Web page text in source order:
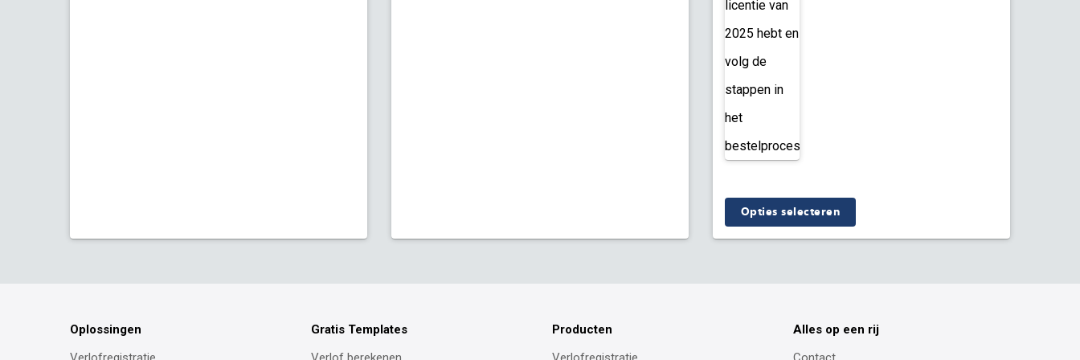
licentie van
2025 hebt en
volg de
stappen in
het
bestelproces.
Opties selecteren
product
variaties.
Oplossingen
Gratis Templates
Producten
Alles op een rij